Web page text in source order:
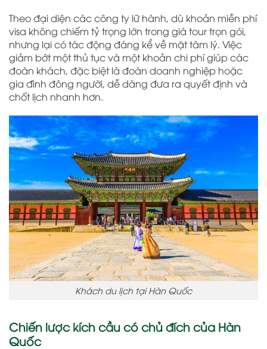
Theo đại diện các công ty lữ hành, dù khoản miễn phí
visa không chiếm tỷ trọng lớn trong giá tour trọn gói,
nhưng lại có tác động đáng kể về mặt tâm lý. Việc
giảm bớt một thủ tục và một khoản chi phí giúp các
đoàn khách, đặc biệt là đoàn doanh nghiệp hoặc
gia đình đông người, dễ dàng đưa ra quyết định và
chốt lịch nhanh hơn.
Khách du lịch tại Hàn Quốc
Chiến lược kích cầu có chủ đích của Hàn
Quốc